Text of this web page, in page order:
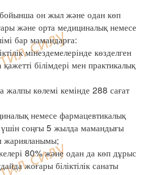
он жыл және одан көп
және орта медициналық немесе
бар мамандарға:
мінездемелерінде көзделген
білімдері мен практикалық
көлемі кемінде 288 сағат
немесе фармацевтикалық
үшін соңғы 5 жылда мамандығы
жарияланымы;
80% және одан да көп дұрыс
жоғары біліктілік санаты